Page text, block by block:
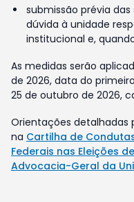
submissão prévia
dúvida à unidade
institucional e,
As medidas serão
de 2026, data do
25 de outubro de 2026,
Orientações detalhadas
na Cartilha de
Federais nas Eleições
Advocacia-Geral da